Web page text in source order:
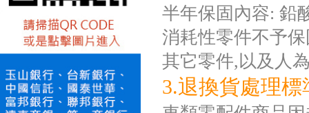
半年保固內容: 鉛
消耗性零件不予
其它零件,以及人
3.退換貨處理標